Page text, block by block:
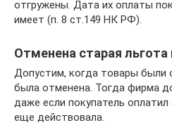
отгружены. Дата их оплаты
имеет (п. 8 ст.149 НК РФ).
Отменена старая льгота
Допустим, когда товары были
была отменена. Тогда фирма
даже если покупатель
еще действовала.